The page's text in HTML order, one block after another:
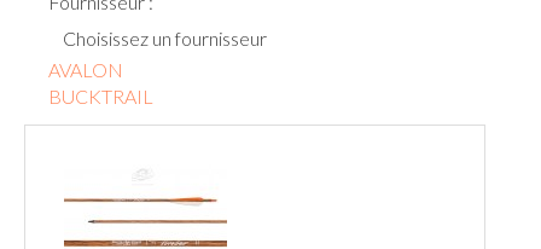
Choisissez un fournisseur
AVALON
BUCKTRAIL